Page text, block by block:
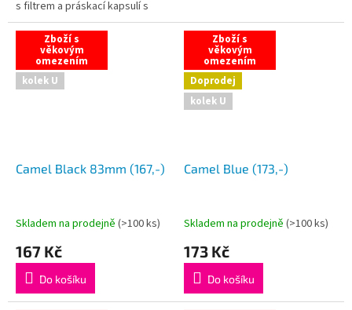
s filtrem a práskací kapsulí s
borůvkovou příchutí.
Zboží s
věkovým
omezením
kolek U
Camel Black 83mm (167,-)
Skladem na prodejně (>100 ks)
167 Kč
Do košíku
Zboží s
věkovým
omezením
Doprodej
kolek U
Camel Blue (173,-)
Skladem na prodejně (>100 ks)
173 Kč
Do košíku